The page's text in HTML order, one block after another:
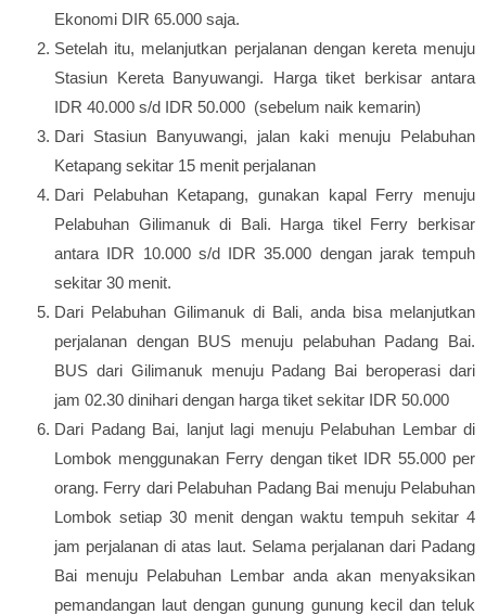
Ekonomi DIR 65.000 saja.
Setelah itu, melanjutkan perjalanan dengan kereta menuju
Stasiun Kereta Banyuwangi. Harga tiket berkisar antara
IDR 40.000 s/d IDR 50.000 (sebelum naik kemarin)
Dari Stasiun Banyuwangi, jalan kaki menuju Pelabuhan
Ketapang sekitar 15 menit perjalanan
Dari Pelabuhan Ketapang, gunakan kapal Ferry menuju
Pelabuhan Gilimanuk di Bali. Harga tikel Ferry berkisar
antara IDR 10.000 s/d IDR 35.000 dengan jarak tempuh
sekitar 30 menit.
Dari Pelabuhan Gilimanuk di Bali, anda bisa melanjutkan
perjalanan dengan BUS menuju pelabuhan Padang Bai.
BUS dari Gilimanuk menuju Padang Bai beroperasi dari
jam 02.30 dinihari dengan harga tiket sekitar IDR 50.000
Dari Padang Bai, lanjut lagi menuju Pelabuhan Lembar di
Lombok menggunakan Ferry dengan tiket IDR 55.000 per
orang. Ferry dari Pelabuhan Padang Bai menuju Pelabuhan
Lombok setiap 30 menit dengan waktu tempuh sekitar 4
jam perjalanan di atas laut. Selama perjalanan dari Padang
Bai menuju Pelabuhan Lembar anda akan menyaksikan
pemandangan laut dengan gunung gunung kecil dan teluk